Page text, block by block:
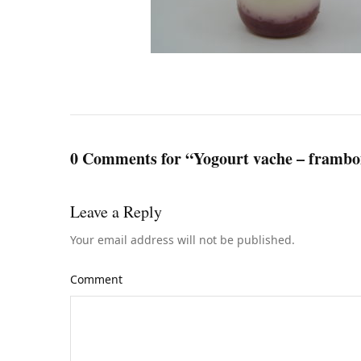
0 Comments for “Yogourt vache –
Leave a Reply
Your email address will not be published.
Comment